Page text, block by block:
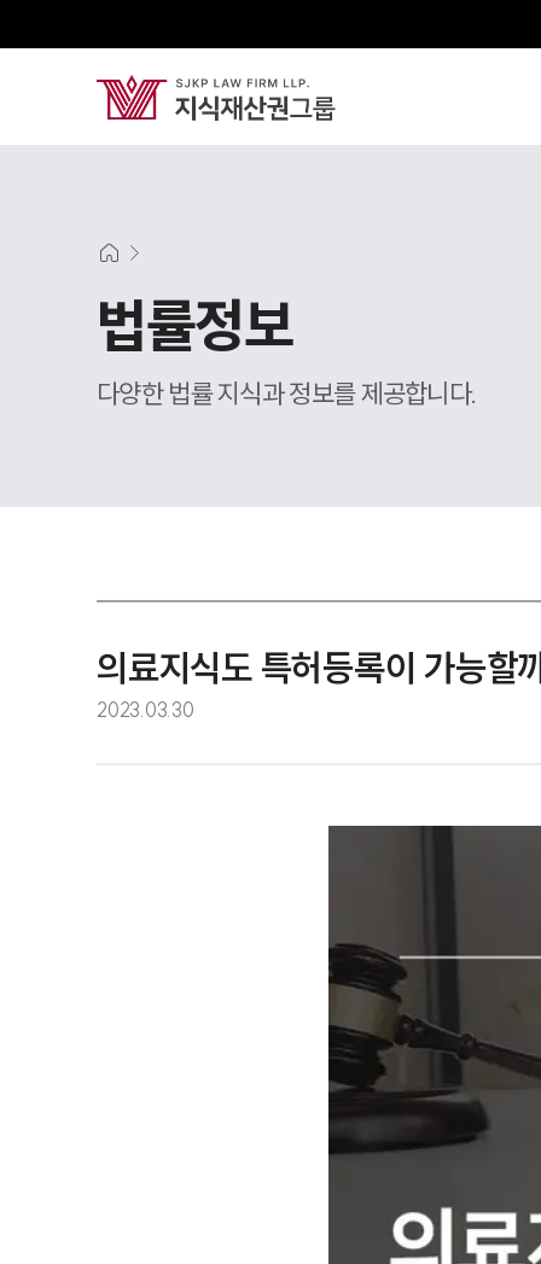
법률정보
다양한 법률 지식과 정보를 제공합니다.
의료지식도 특허등록이 가능할
2023.03.30